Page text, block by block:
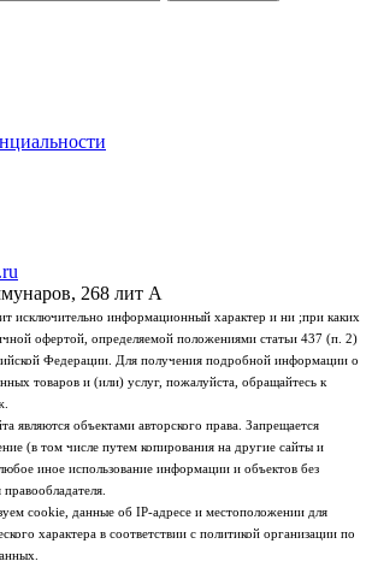
268 лит А
исключительно информационный характер и ни ;при каких
офертой, определяемой положениями статьи 437 (п. 2)
Федерации. Для получения подробной информации о
товаров и (или) услуг, пожалуйста, обращайтесь к
являются объектами авторского права. Запрещается
(в том числе путем копирования на другие сайты и
иное использование информации и объектов без
cookie, данные об IP-адресе и местоположении для
характера в соответствии с политикой организации по